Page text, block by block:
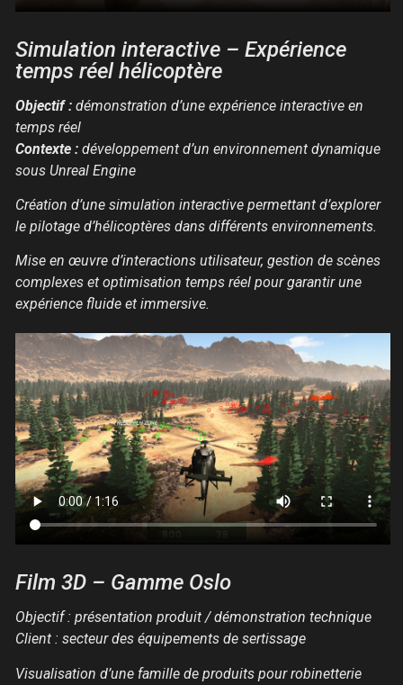
Simulation interactive – Expérience
temps réel hélicoptère
Objectif : démonstration d’une expérience interactive en
temps réel
Contexte : développement d’un environnement dynamique
sous Unreal Engine
Création d’une simulation interactive permettant d’explorer
le pilotage d’hélicoptères dans différents environnements.
Mise en œuvre d’interactions utilisateur, gestion de scènes
complexes et optimisation temps réel pour garantir une
expérience fluide et immersive.
Film 3D – Gamme Oslo
Objectif : présentation produit / démonstration technique
Client : secteur des équipements de sertissage
Visualisation d’une famille de produits pour robinetterie